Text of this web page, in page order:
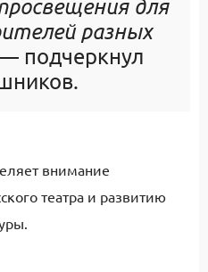
для
разных
подчеркнул
внимание
театра и развитию